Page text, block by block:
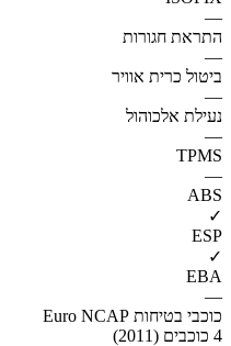
—
התראת חגורות
—
ביטול כרית אוויר
—
נעילת אלכוהול
—
TPMS
—
ABS
✓
ESP
✓
EBA
—
כוכבי בטיחות Euro NCAP
4 כוכבים (2011)